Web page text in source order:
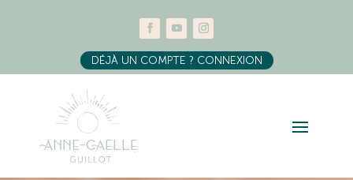
DÉJÀ UN COMPTE ? CONNEXION